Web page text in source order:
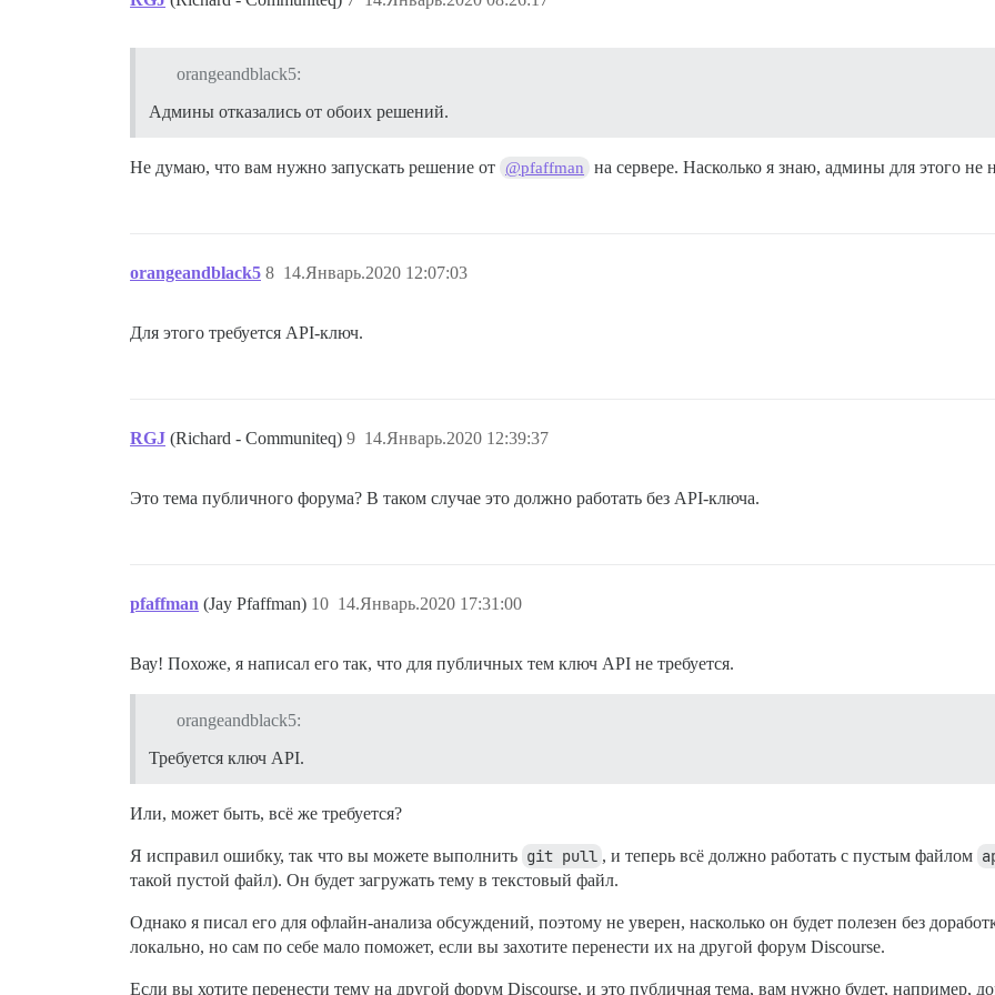
orangeandblack5:
Админы отказались от обоих решений.
Не думаю, что вам нужно запускать решение от @pfaffman на сервере. Насколько я знаю, админы для этого не
orangeandblack5 14.Январь.2020 12:07:03
8
Для этого требуется API-ключ.
RGJ (Richard - Communiteq) 14.Январь.2020 12:39:37
9
Это тема публичного форума? В таком случае это должно работать без API-ключа.
pfaffman (Jay Pfaffman) 14.Январь.2020 17:31:00
10
Вау! Похоже, я написал его так, что для публичных тем ключ API не требуется.
orangeandblack5:
Требуется ключ API.
Или, может быть, всё же требуется?
Я исправил ошибку, так что вы можете выполнить git pull , и теперь всё должно работать с пустым файлом
такой пустой файл). Он будет загружать тему в текстовый файл.
Однако я писал его для офлайн-анализа обсуждений, поэтому не уверен, насколько он будет полезен без
локально, но сам по себе мало поможет, если вы захотите перенести их на другой форум Discourse.
Если вы хотите перенести тему на другой форум Discourse, и это публичная тема, вам нужно будет, например,